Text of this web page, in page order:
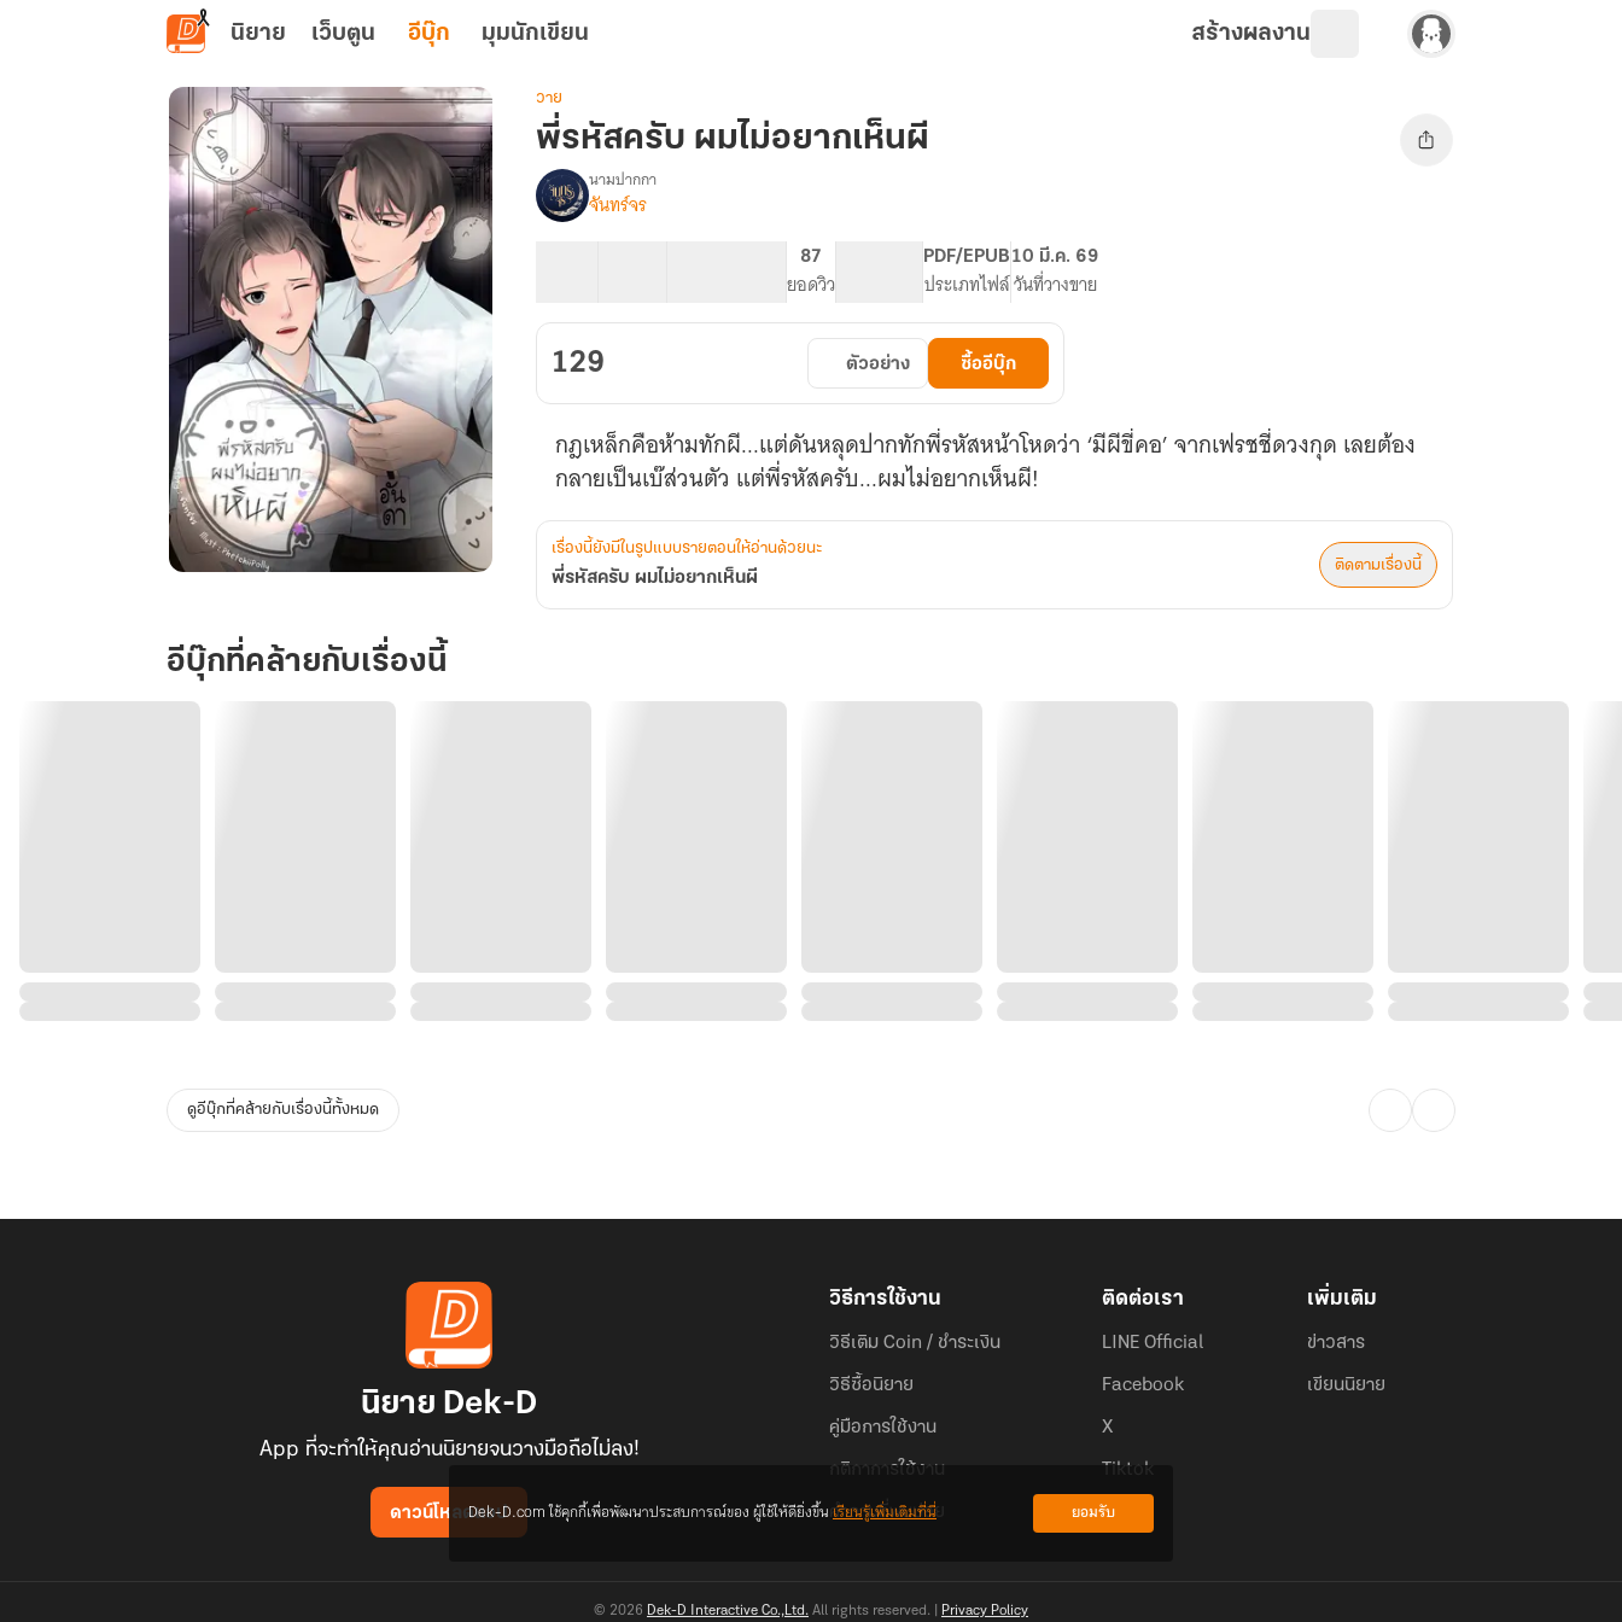
ข้ามไปยังเนื้อหาหลัก
นิยาย เว็บตูน อีบุ๊ก มุมนักเขียน สร้างผลงาน
ครับ
ผม
ไม่
วาย
พี่รหัสครับ ผมไม่อยากเห็นผี
เรื่อง
พี่
ไม่
อยาก
เห็น
ผี
นามปากกา
จันทร์จร
87
ยอดวิว
PDF/EPUB
ประเภทไฟล์
10 มี.ค. 69
วันที่วางขาย
129 ตัวอย่าง ซื้ออีบุ๊ก
กฎเหล็กคือห้ามทักผี...แต่ดันหลุดปากทักพี่รหัสหน้าโหดว่า ‘มีผีขี่คอ’ จากเฟรชชี่ดวงกุด เลยต้อง
กลายเป็นเบ๊ส่วนตัว แต่พี่รหัสครับ...ผมไม่อยากเห็นผี!
เรื่องนี้ยังมีในรูปแบบรายตอนให้อ่านด้วยนะ
พี่รหัสครับ ผมไม่อยากเห็นผี
ติดตามเรื่องนี้
อีบุ๊กที่คล้ายกับเรื่องนี้
ดูอีบุ๊กที่คล้ายกับเรื่องนี้ทั้งหมด
นิยาย Dek-D
App ที่จะทำให้คุณอ่านนิยายจนวางมือถือไม่ลง!
ดาวน์โหลดแอป
วิธีการใช้งาน
วิธีเติม Coin / ชำระเงิน
วิธีซื้อนิยาย
คู่มือการใช้งาน
กติกาการใช้งาน
คำถามที่พบบ่อย
ติดต่อเรา
LINE Official
Facebook
X
Tiktok
เพิ่มเติม
ข่าวสาร
เขียนนิยาย
© 2026 Dek-D Interactive Co.,Ltd. All rights reserved. | Privacy Policy
Dek-D.com ใช้คุกกี้เพื่อพัฒนาประสบการณ์ของ ผู้ใช้ให้ดียิ่งขึ้นเรียนรู้เพิ่มเติมที่นี่ ยอมรับ